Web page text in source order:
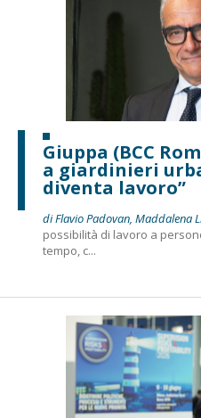
Giuppa (BCC
a giardinieri
diventa lavoro”
di Flavio Padovan, Maddalena
possibilità di lavoro a
tempo, c...